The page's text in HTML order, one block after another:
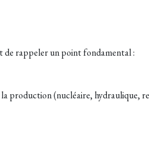
de rappeler un point fondamental :
production (nucléaire, hydraulique,